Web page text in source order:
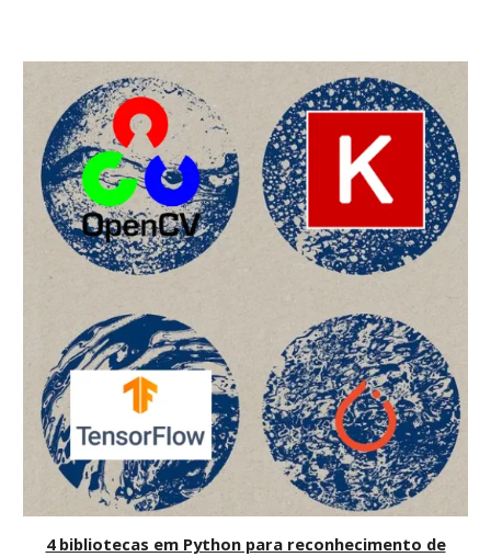
4 bibliotecas em Python para reconhecimento de